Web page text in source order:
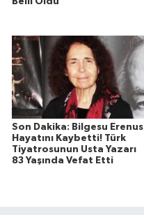
Son Dakika: Bilgesu Erenus
Hayatını Kaybetti! Türk
Tiyatrosunun Usta Yazarı
83 Yaşında Vefat Etti